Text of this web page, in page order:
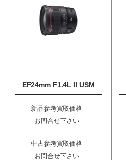
EF24mm F1.4L II USM
新品参考買取価格
お問合せ下さい
中古参考買取価格
お問合せ下さい